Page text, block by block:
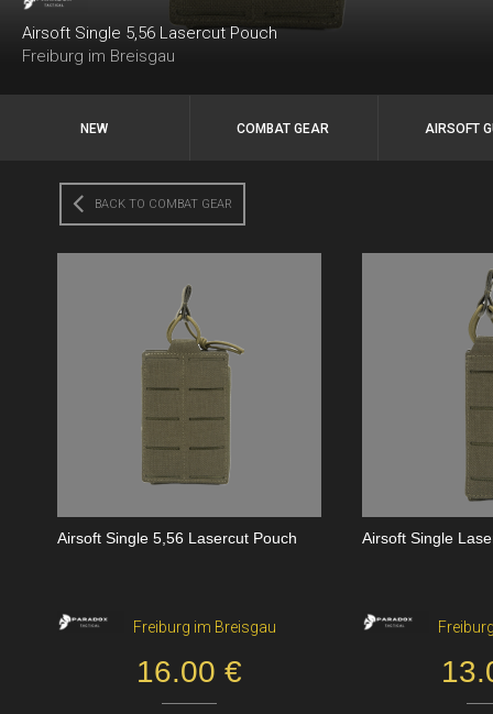
Airsoft Single 5,56 Lasercut Pouch
Freiburg im Breisgau
NEW COMBAT GEAR AIRSOFT
BACK TO COMBAT GEAR
Airsoft Single 5,56 Lasercut Pouch
Freiburg im Breisgau
16.00 €
Airsoft Single